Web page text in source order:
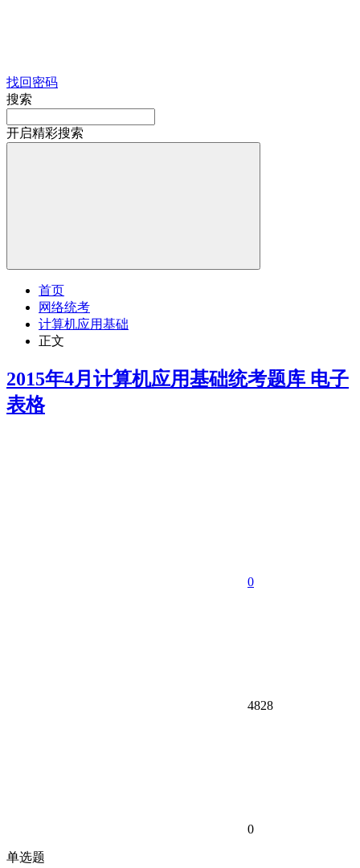
找回密码
搜索
开启精彩搜索
首页
网络统考
计算机应用基础
正文
2015年4月计算机应用基础统考题库 电子
表格
0
4828
0
单选题